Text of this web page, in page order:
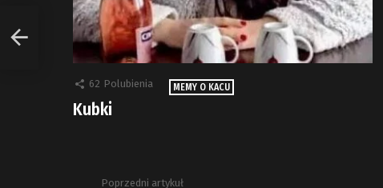
62 Polubienia MEMY O KACU
Kubki
ZobaczPoprzedni artykuł